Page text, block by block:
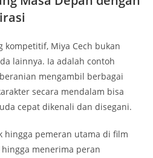
kompetitif, Miya Cech bukan
lainnya. Ia adalah contoh
mengambil berbagai
secara mendalam bisa
cepat dikenali dan disegani.
hingga pemeran utama di film
menerima peran